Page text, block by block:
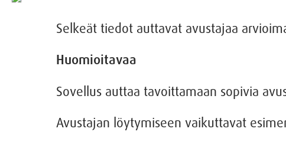
Selkeät tiedot auttavat avustajaa
Huomioitavaa
Sovellus auttaa tavoittamaan sopivia
Avustajan löytymiseen vaikuttavat